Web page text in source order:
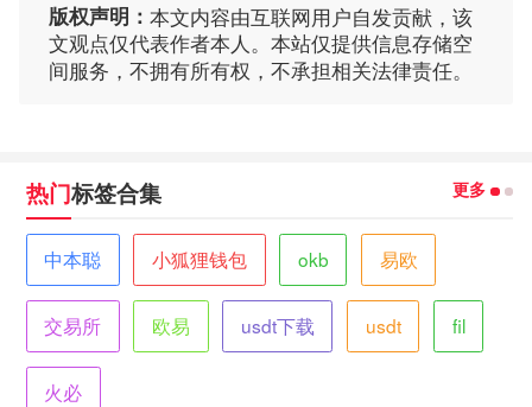
版权声明： 本文内容由互联网用户自发贡献，该
文观点仅代表作者本人。本站仅提供信息存储空
间服务，不拥有所有权，不承担相关法律责任。
热门标签合集 更多
中本聪 小狐狸钱包 okb 易欧
交易所 欧易 usdt下载 usdt fil
火必